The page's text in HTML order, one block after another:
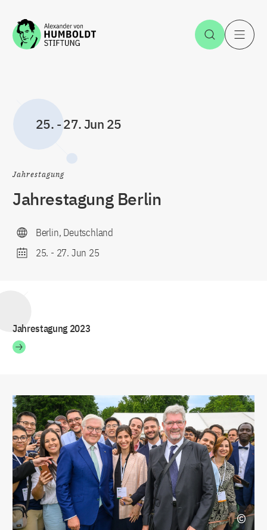
Zum Inhalt springen Suche
25. -27. Jun 25
Jahrestagung
Jahrestagung Berlin
Berlin, Deutschland
25. - 27. Jun 25
Jahrestagung 2023